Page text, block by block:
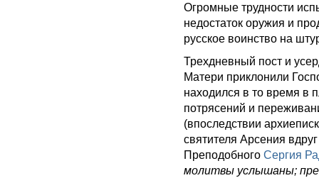
Огромные трудности
недостаток оружия и
русское воинство на
Трехдневный пост и
Матери приклонили
находился в то время в
потрясений и
(впоследствии
святителя Арсения
Преподобного Сергия
молитвы услышаны;